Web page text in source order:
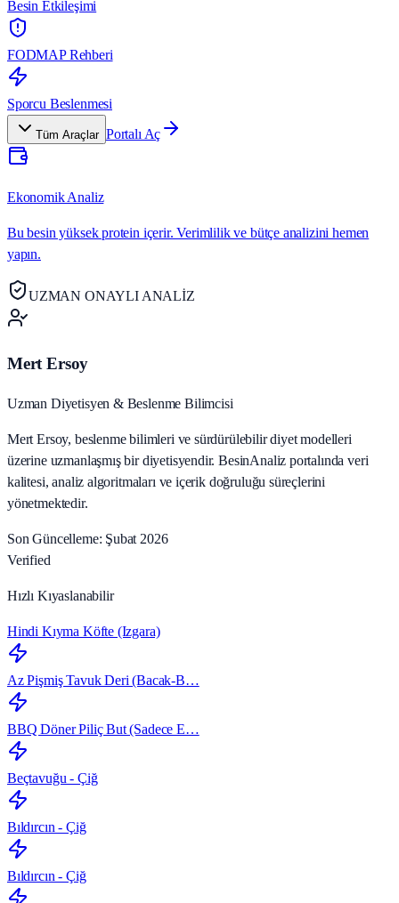
Besin Etkileşimi
FODMAP Rehberi
Sporcu Beslenmesi
Tüm Araçlar Portalı Aç
Ekonomik Analiz
Bu besin yüksek protein içerir. Verimlilik ve bütçe analizini hemen
yapın.
UZMAN ONAYLI ANALİZ
Mert Ersoy
Uzman Diyetisyen & Beslenme Bilimcisi
Mert Ersoy, beslenme bilimleri ve sürdürülebilir diyet modelleri
üzerine uzmanlaşmış bir diyetisyendir. BesinAnaliz portalında veri
kalitesi, analiz algoritmaları ve içerik doğruluğu süreçlerini
yönetmektedir.
Son Güncelleme: Şubat 2026
Verified
Hızlı Kıyaslanabilir
Hindi Kıyma Köfte (Izgara)
Az Pişmiş Tavuk Deri (Bacak‑B…
BBQ Döner Piliç But (Sadece E…
Beçtavuğu - Çiğ
Bıldırcın - Çiğ
Bıldırcın - Çiğ